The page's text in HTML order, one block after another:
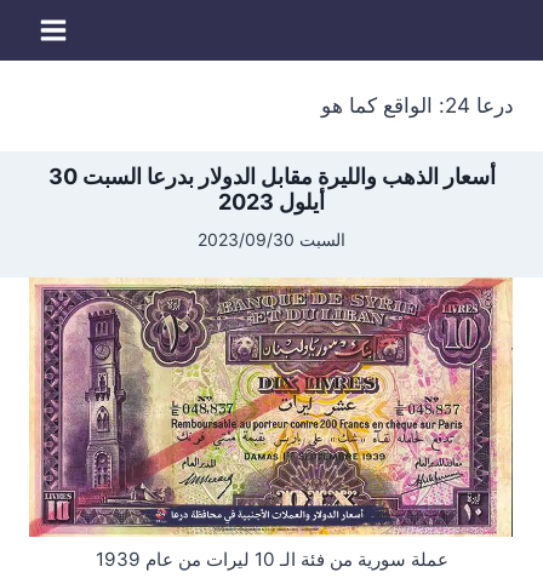
درعا 24: الواقع كما هو
أسعار الذهب والليرة مقابل الدولار بدرعا السبت 30
أيلول 2023
السبت 2023/09/30
عملة سورية من فئة الـ 10 ليرات من عام 1939